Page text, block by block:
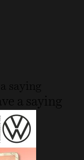
saying
a saying